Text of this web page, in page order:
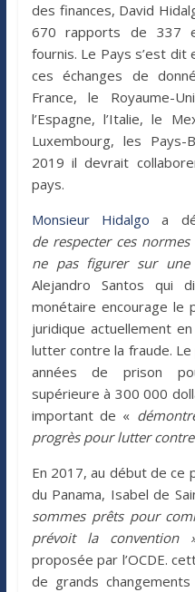
des finances, David
670 rapports de 337
fournis. Le Pays s’est dit
ces échanges de
France, le Royaume-
l’Espagne, l’Italie, le
Luxembourg, les Pays-
2019 il devrait
pays.
Monsieur Hidalgoa
de respecter ces
ne pas figurer sur
Alejandro Santos qui
monétaire encourage le
juridique actuellement
lutter contre la fraude.
années de prison
supérieure à 300 000
important de «
progrès pour lutter
En 2017, au début de ce
du Panama, Isabel de
sommes prêts pour
prévoit la convention
proposée par l’OCDE.
de grands